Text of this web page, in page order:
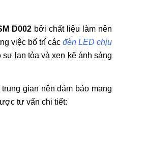
D002bởi chất liệu làm nên
việc bố trí các đèn LED chịu
lan tỏa và xen kẽ ánh sáng
gian nên đảm bảo mang
tư vấn chi tiết: